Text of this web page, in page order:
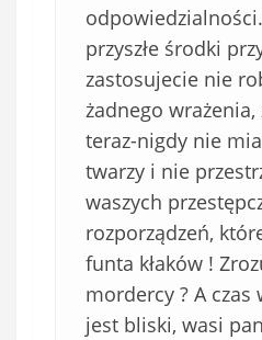
przyszłe środki
zastosujecie nie
żadnego
teraz-nigdy nie
twarzy i nie
waszych
rozporządzeń,
funta kłaków !
mordercy ? A czas
jest bliski, wasi